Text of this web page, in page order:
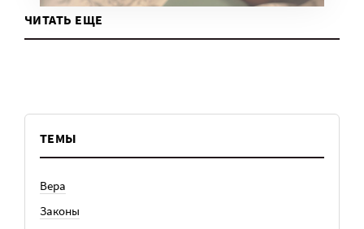
ЧИТАТЬ ЕЩЕ
ТЕМЫ
Вера
Законы